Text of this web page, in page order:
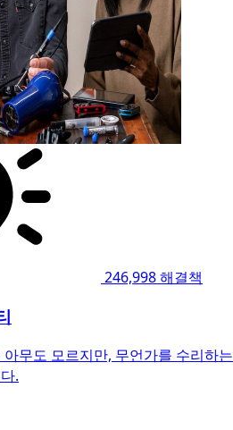
246,998해결책
무도 모르지만, 무언가를 수리하는
.